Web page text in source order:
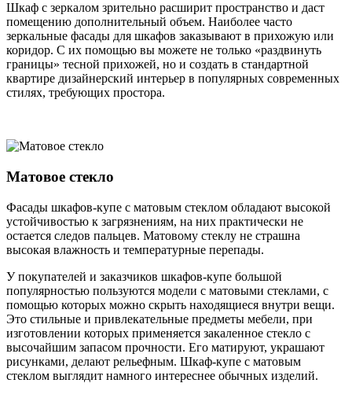
Шкаф с зеркалом зрительно расширит пространство и даст
помещению дополнительный объем. Наиболее часто
зеркальные фасады для шкафов заказывают в прихожую или
коридор. С их помощью вы можете не только «раздвинуть
границы» тесной прихожей, но и создать в стандартной
квартире дизайнерский интерьер в популярных современных
стилях, требующих простора.
Матовое стекло
Фасады шкафов-купе с матовым стеклом обладают высокой
устойчивостью к загрязнениям, на них практически не
остается следов пальцев. Матовому стеклу не страшна
высокая влажность и температурные перепады.
У покупателей и заказчиков шкафов-купе большой
популярностью пользуются модели с матовыми стеклами, с
помощью которых можно скрыть находящиеся внутри вещи.
Это стильные и привлекательные предметы мебели, при
изготовлении которых применяется закаленное стекло с
высочайшим запасом прочности. Его матируют, украшают
рисунками, делают рельефным. Шкаф-купе с матовым
стеклом выглядит намного интереснее обычных изделий.